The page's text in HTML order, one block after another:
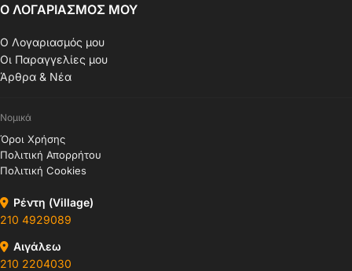
Ο ΛΟΓΑΡΙΑΣΜΟΣ ΜΟΥ
Ο Λογαριασμός μου
Οι Παραγγελίες μου
Άρθρα & Νέα
Νομικά
Όροι Χρήσης
Πολιτική Απορρήτου
Πολιτική Cookies
Ρέντη (Village)
210 4929089
Αιγάλεω
210 2204030